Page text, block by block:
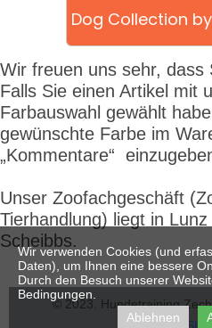
Dog Collection
Wir freuen uns sehr, dass
Falls Sie einen Artikel mit
Farbauswahl gewählt
gewünschte Farbe im
„Kommentare“
Unser Zoofachgeschäft
Tierhandlung) liegt in
Scheibbs.
© 2023. Hundetraining
Wir verwenden Cookies (und
Daten), um Ihnen eine bessere
Durch den Besuch unserer
Bedingungen.
Ablehnen